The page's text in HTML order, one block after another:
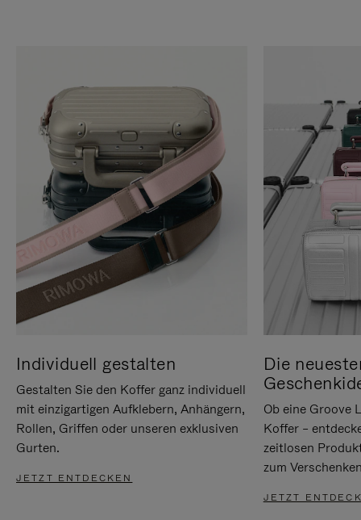
Individuell gestalten
Gestalten Sie den Koffer ganz individuell
mit einzigartigen Aufklebern, Anhängern,
Rollen, Griffen oder unseren exklusiven
Gurten.
JETZT ENTDECKEN
Die
Ob eine Groove
Koffer –
zeitlosen
zum
JETZT